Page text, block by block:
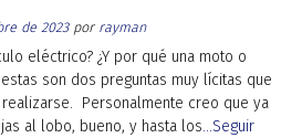
de 2023por rayman
eléctrico? ¿Y por qué una moto o
son dos preguntas muy lícitas que
Personalmente creo que ya
al lobo, bueno, y hasta los...Seguir